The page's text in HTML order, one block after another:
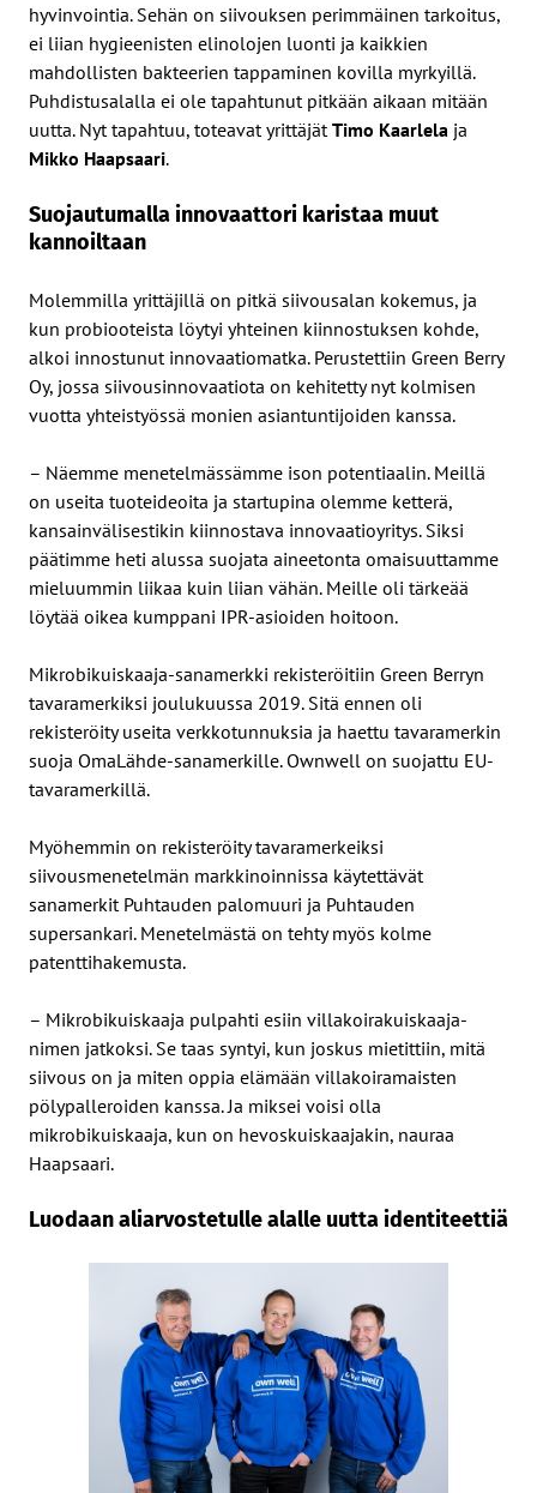
hyvinvointia. Sehän on siivouksen perimmäinen tarkoitus,
ei liian hygieenisten elinolojen luonti ja kaikkien
mahdollisten bakteerien tappaminen kovilla myrkyillä.
Puhdistusalalla ei ole tapahtunut pitkään aikaan mitään
uutta. Nyt tapahtuu, toteavat yrittäjät Timo Kaarlela ja
Mikko Haapsaari.
Suojautumalla innovaattori karistaa muut
kannoiltaan
Molemmilla yrittäjillä on pitkä siivousalan kokemus, ja
kun probiooteista löytyi yhteinen kiinnostuksen kohde,
alkoi innostunut innovaatiomatka. Perustettiin Green Berry
Oy, jossa siivousinnovaatiota on kehitetty nyt kolmisen
vuotta yhteistyössä monien asiantuntijoiden kanssa.
– Näemme menetelmässämme ison potentiaalin. Meillä
on useita tuoteideoita ja startupina olemme ketterä,
kansainvälisestikin kiinnostava innovaatioyritys. Siksi
päätimme heti alussa suojata aineetonta omaisuuttamme
mieluummin liikaa kuin liian vähän. Meille oli tärkeää
löytää oikea kumppani IPR-asioiden hoitoon.
Mikrobikuiskaaja-sanamerkki rekisteröitiin Green Berryn
tavaramerkiksi joulukuussa 2019. Sitä ennen oli
rekisteröity useita verkkotunnuksia ja haettu tavaramerkin
suoja OmaLähde-sanamerkille. Ownwell on suojattu EU-
tavaramerkillä.
Myöhemmin on rekisteröity tavaramerkeiksi
siivousmenetelmän markkinoinnissa käytettävät
sanamerkit Puhtauden palomuuri ja Puhtauden
supersankari. Menetelmästä on tehty myös kolme
patenttihakemusta.
– Mikrobikuiskaaja pulpahti esiin villakoirakuiskaaja-
nimen jatkoksi. Se taas syntyi, kun joskus mietittiin, mitä
siivous on ja miten oppia elämään villakoiramaisten
pölypalleroiden kanssa. Ja miksei voisi olla
mikrobikuiskaaja, kun on hevoskuiskaajakin, nauraa
Haapsaari.
Luodaan aliarvostetulle alalle uutta identiteettiä